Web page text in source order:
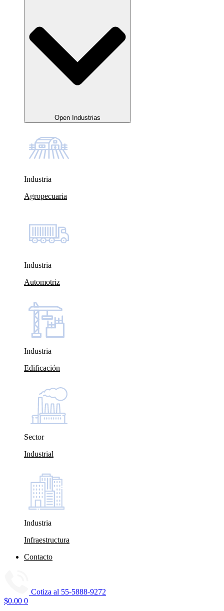
Open Industrias
Industria
Agropecuaria
Industria
Automotriz
Industria
Edificación
Sector
Industrial
Industria
Infraestructura
Contacto
Cotiza al 55-5888-9272
$0.00 0